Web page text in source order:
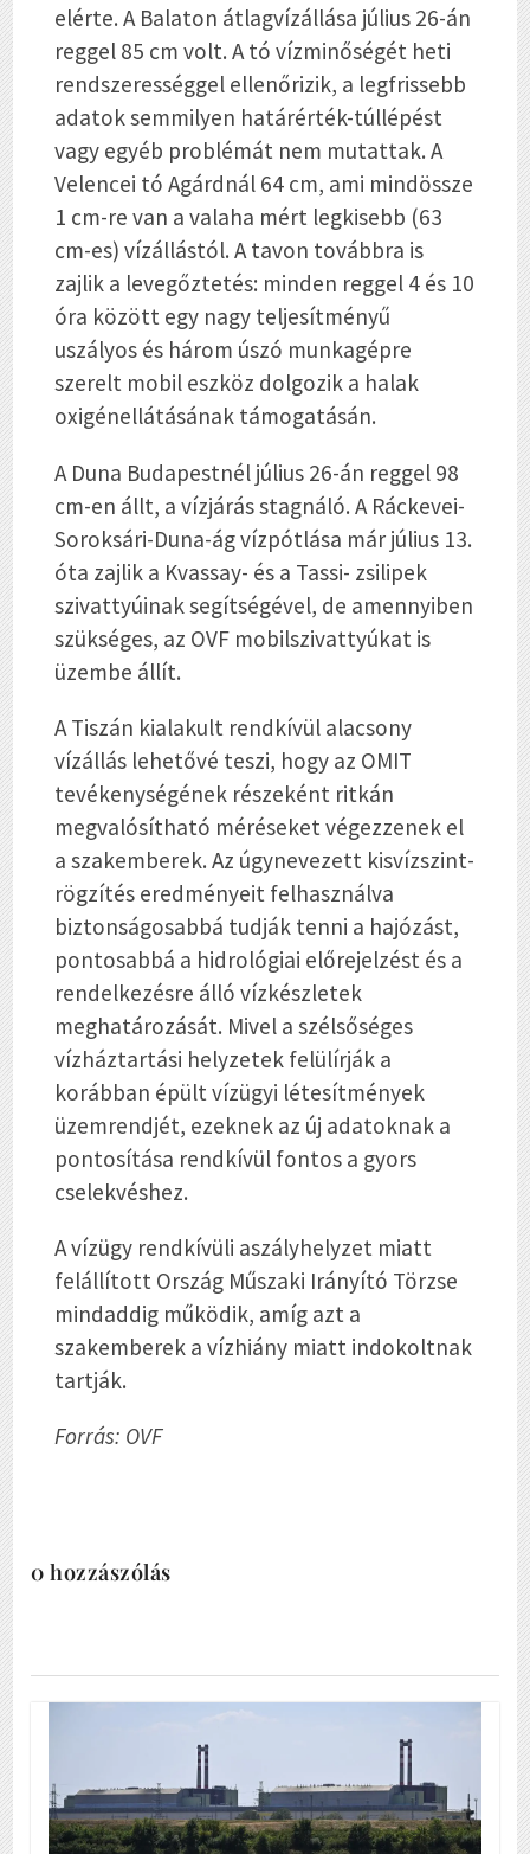
elérte. A Balaton átlagvízállása július 26-án
reggel 85 cm volt. A tó vízminőségét heti
rendszerességgel ellenőrizik, a legfrissebb
adatok semmilyen határérték-túllépést
vagy egyéb problémát nem mutattak. A
Velencei tó Agárdnál 64 cm, ami mindössze
1 cm-re van a valaha mért legkisebb (63
cm-es) vízállástól. A tavon továbbra is
zajlik a levegőztetés: minden reggel 4 és 10
óra között egy nagy teljesítményű
uszályos és három úszó munkagépre
szerelt mobil eszköz dolgozik a halak
oxigénellátásának támogatásán.
A Duna Budapestnél július 26-án reggel 98
cm-en állt, a vízjárás stagnáló. A Ráckevei-
Soroksári-Duna-ág vízpótlása már július 13.
óta zajlik a Kvassay- és a Tassi- zsilipek
szivattyúinak segítségével, de amennyiben
szükséges, az OVF mobilszivattyúkat is
üzembe állít.
A Tiszán kialakult rendkívül alacsony
vízállás lehetővé teszi, hogy az OMIT
tevékenységének részeként ritkán
megvalósítható méréseket végezzenek el
a szakemberek. Az úgynevezett kisvízszint-
rögzítés eredményeit felhasználva
biztonságosabbá tudják tenni a hajózást,
pontosabbá a hidrológiai előrejelzést és a
rendelkezésre álló vízkészletek
meghatározását. Mivel a szélsőséges
vízháztartási helyzetek felülírják a
korábban épült vízügyi létesítmények
üzemrendjét, ezeknek az új adatoknak a
pontosítása rendkívül fontos a gyors
cselekvéshez.
A vízügy rendkívüli aszályhelyzet miatt
felállított Ország Műszaki Irányító Törzse
mindaddig működik, amíg azt a
szakemberek a vízhiány miatt indokoltnak
tartják.
Forrás: OVF
0 hozzászólás